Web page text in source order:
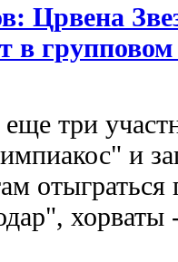
Црвена
в
три
и